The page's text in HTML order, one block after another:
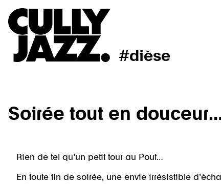
#dièse
Soirée tout en
Rien de tel qu’un petit tour au Pouf…
En toute fin de soirée, une envie irrésistible